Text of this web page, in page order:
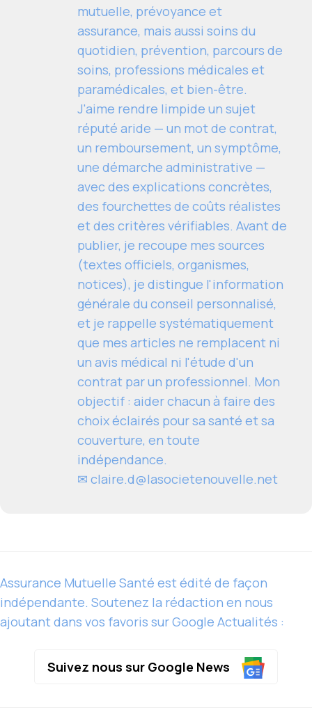
mutuelle, prévoyance et
assurance, mais aussi soins du
quotidien, prévention, parcours de
soins, professions médicales et
paramédicales, et bien-être.
J'aime rendre limpide un sujet
réputé aride — un mot de contrat,
un remboursement, un symptôme,
une démarche administrative —
avec des explications concrètes,
des fourchettes de coûts réalistes
et des critères vérifiables. Avant de
publier, je recoupe mes sources
(textes officiels, organismes,
notices), je distingue l'information
générale du conseil personnalisé,
et je rappelle systématiquement
que mes articles ne remplacent ni
un avis médical ni l'étude d'un
contrat par un professionnel. Mon
objectif : aider chacun à faire des
choix éclairés pour sa santé et sa
couverture, en toute
indépendance.
✉ claire.d@lasocietenouvelle.net
Assurance Mutuelle Santé est édité de façon
indépendante. Soutenez la rédaction en nous
ajoutant dans vos favoris sur Google Actualités :
Suivez nous sur Google News